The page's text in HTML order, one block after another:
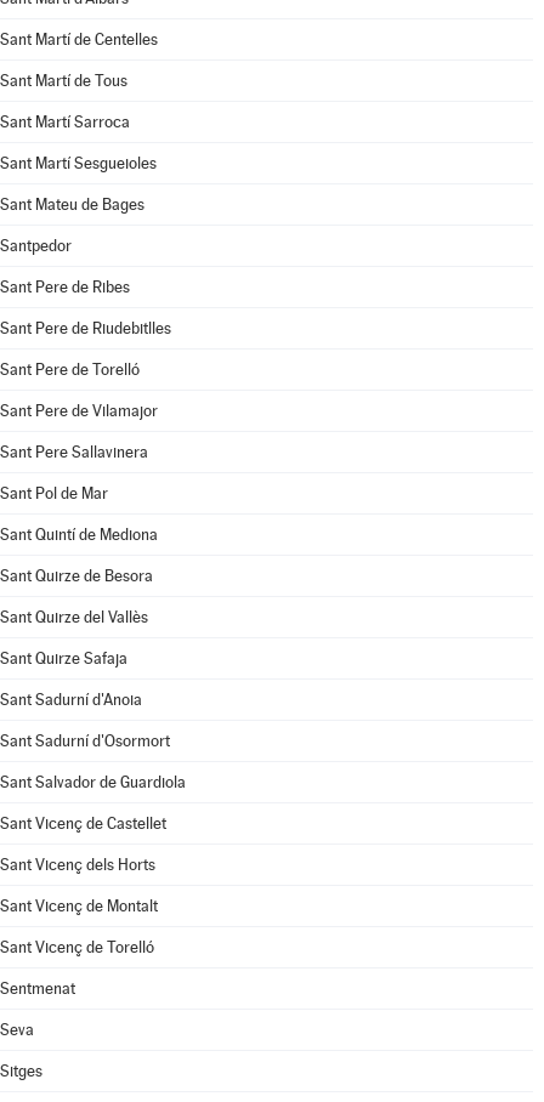
Sant Martí de Centelles
Sant Martí de Tous
Sant Martí Sarroca
Sant Martí Sesgueioles
Sant Mateu de Bages
Santpedor
Sant Pere de Ribes
Sant Pere de Riudebitlles
Sant Pere de Torelló
Sant Pere de Vilamajor
Sant Pere Sallavinera
Sant Pol de Mar
Sant Quintí de Mediona
Sant Quirze de Besora
Sant Quirze del Vallès
Sant Quirze Safaja
Sant Sadurní d'Anoia
Sant Sadurní d'Osormort
Sant Salvador de Guardiola
Sant Vicenç de Castellet
Sant Vicenç dels Horts
Sant Vicenç de Montalt
Sant Vicenç de Torelló
Sentmenat
Seva
Sitges